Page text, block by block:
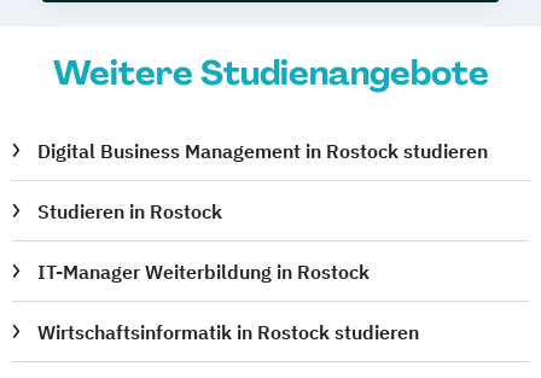
Weitere Studienangebote
Digital Business Management in Rostock studieren
Studieren in Rostock
IT-Manager Weiterbildung in Rostock
Wirtschaftsinformatik in Rostock studieren